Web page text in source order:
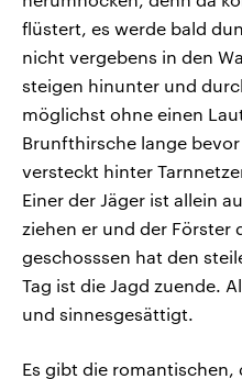
flüstert, es werde bald
nicht vergebens in den
steigen hinunter und
möglichst ohne einen
Brunfthirsche lange
versteckt hinter
Einer der Jäger ist allein
ziehen er und der Förster
geschosssen hat den
Tag ist die Jagd zuende.
und sinnesgesättigt.
Es gibt die